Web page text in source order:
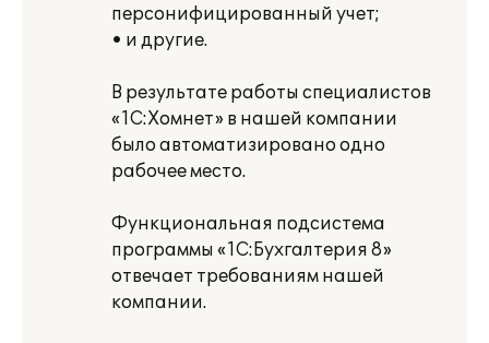
персонифицированный учет;
• и другие.
В результате работы специалистов
«1С:Хомнет» в нашей компании
было автоматизировано одно
рабочее место.
Функциональная подсистема
программы «1С:Бухгалтерия 8»
отвечает требованиям нашей
компании.